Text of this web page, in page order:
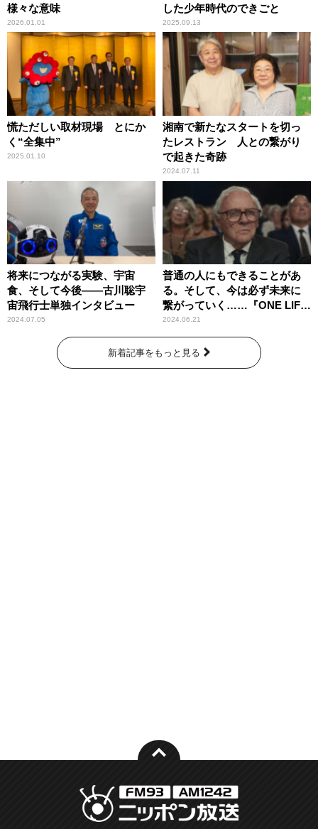
様々な意味
2026.01.01
した少年時代のできごと
2025.09.13
慌ただしい取材現場 とにか
く“全集中”
2025.01.10
湘南で新たなスタートを切っ
たレストラン 人との繋がり
で起きた奇跡
2024.07.11
将来につながる実験、宇宙
食、そして今後――古川聡宇
宙飛行士単独インタビュー
2024.07.05
普通の人にもできることがあ
る。そして、今は必ず未来に
繋がっていく……『ONE LIFE
奇跡が繋いだ6000の命』
2024.06.21
新着記事をもっと見る